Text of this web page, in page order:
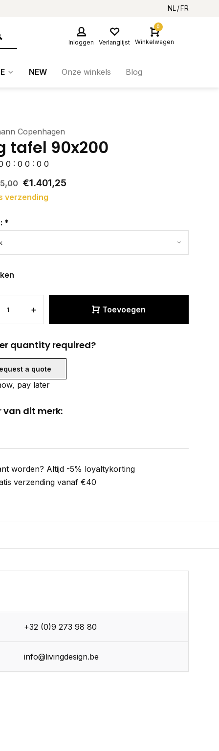
NL FR
Inloggen Verlanglijst
0
Winkelwagen
NEW Onze winkels Blog
Copenhagen
tafel 90x200
0 : 0 0 : 0 0
€1.401,25
verzending
*
+ Toevoegen
quantity required?
a quote
pay later
van dit merk:
worden? Altijd -5% loyaltykorting
verzending vanaf €40
+32 (0)9 273 98 80
info@livingdesign.be